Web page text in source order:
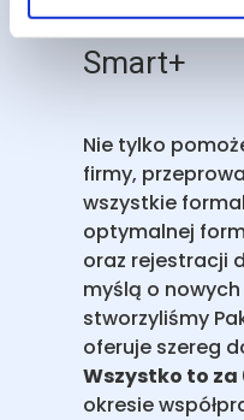
Co
Smart+
Nie tylko
firmy,
wszystkie
optymalnej
oraz rejestracji
myślą o
stworzyliśmy
oferuje szereg
Wszystko to za
okresie